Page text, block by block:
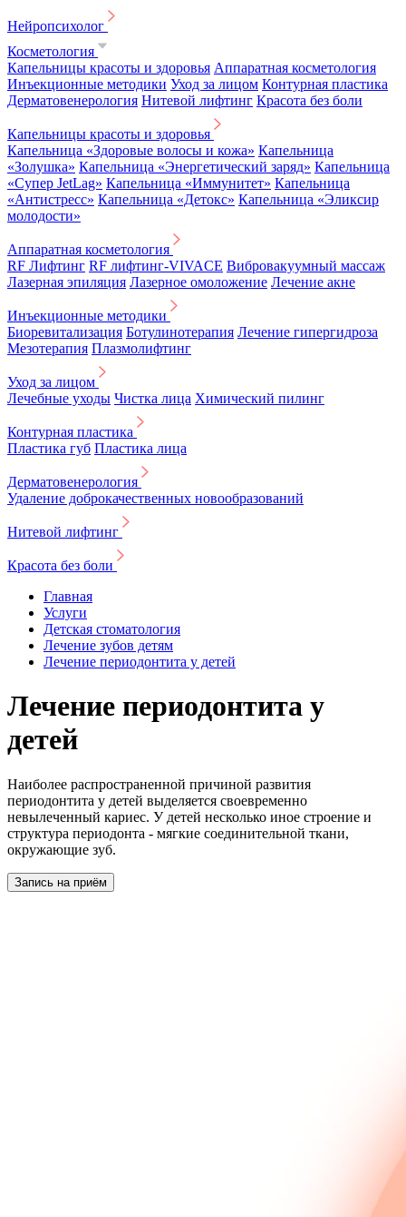
Нейропсихолог
Косметология
Капельницы красоты и здоровья Аппаратная косметология
Инъекционные методики Уход за лицом Контурная пластика
Дерматовенерология Нитевой лифтинг Красота без боли
Капельницы красоты и здоровья
Капельница «Здоровые волосы и кожа» Капельница
«Золушка» Капельница «Энергетический заряд» Капельница
«Супер JetLag» Капельница «Иммунитет» Капельница
«Антистресс» Капельница «Детокс» Капельница «Эликсир
молодости»
Аппаратная косметология
RF Лифтинг RF лифтинг-VIVACE Вибровакуумный массаж
Лазерная эпиляция Лазерное омоложение Лечение акне
Инъекционные методики
Биоревитализация Ботулинотерапия Лечение гипергидроза
Мезотерапия Плазмолифтинг
Уход за лицом
Лечебные уходы Чистка лица Химический пилинг
Контурная пластика
Пластика губ Пластика лица
Дерматовенерология
Удаление доброкачественных новообразований
Нитевой лифтинг
Красота без боли
Главная
Услуги
Детская стоматология
Лечение зубов детям
Лечение периодонтита у детей
Лечение периодонтита у
детей
Наиболее распространенной причиной развития
периодонтита у детей выделяется своевременно
невылеченный кариес. У детей несколько иное строение и
структура периодонта - мягкие соединительной ткани,
окружающие зуб.
Запись на приём